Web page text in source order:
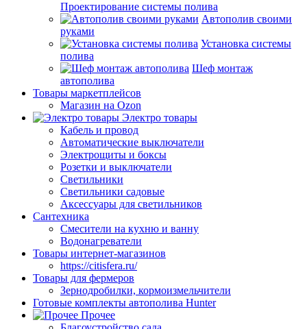
Проектирование системы полива
Автополив своими
руками
Установка системы
полива
Шеф монтаж
автополива
Товары маркетплейсов
Магазин на Ozon
Электро товары
Кабель и провод
Автоматические выключатели
Электрощиты и боксы
Розетки и выключатели
Светильники
Светильники садовые
Аксессуары для светильников
Сантехника
Смесители на кухню и ванну
Водонагреватели
Товары интернет-магазинов
https://citisfera.ru/
Товары для фермеров
Зернодробилки, кормоизмельчители
Готовые комплекты автополива Hunter
Прочее